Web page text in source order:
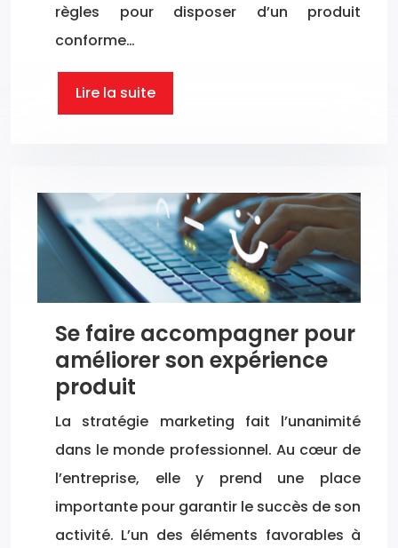
règles pour disposer d’un produit
conforme…
Lire la suite
Se faire accompagner pour
améliorer son expérience
produit
La stratégie marketing fait l’unanimité
dans le monde professionnel. Au cœur de
l’entreprise, elle y prend une place
importante pour garantir le succès de son
activité. L’un des éléments favorables à